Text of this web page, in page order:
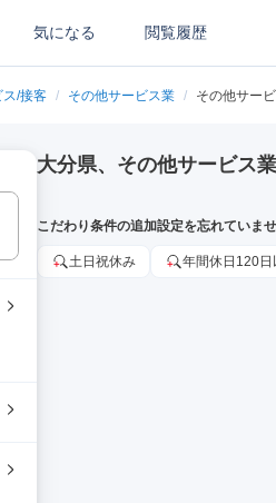
気になる 閲覧履歴
ス/接客 / その他サービス業 / その他サー
大分県、その他サービス
こだわり条件の追加設定を忘れていま
土日祝休み 年間休日120日